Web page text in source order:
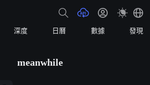
深度 日曆 數據 發現
meanwhile